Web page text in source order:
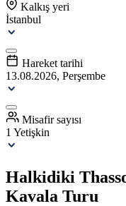
Kalkış yeri
İstanbul
Hareket tarihi
13.08.2026, Perşembe
Misafir sayısı
1 Yetişkin
Halkidiki
Kavala Turu